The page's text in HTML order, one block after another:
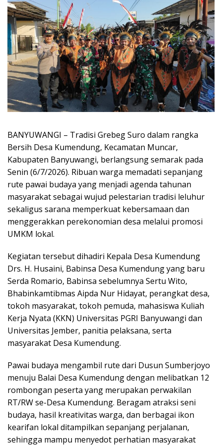
BANYUWANGI – Tradisi Grebeg Suro dalam rangka
Bersih Desa Kumendung, Kecamatan Muncar,
Kabupaten Banyuwangi, berlangsung semarak pada
Senin (6/7/2026). Ribuan warga memadati sepanjang
rute pawai budaya yang menjadi agenda tahunan
masyarakat sebagai wujud pelestarian tradisi leluhur
sekaligus sarana memperkuat kebersamaan dan
menggerakkan perekonomian desa melalui promosi
UMKM lokal.
Kegiatan tersebut dihadiri Kepala Desa Kumendung
Drs. H. Husaini, Babinsa Desa Kumendung yang baru
Serda Romario, Babinsa sebelumnya Sertu Wito,
Bhabinkamtibmas Aipda Nur Hidayat, perangkat desa,
tokoh masyarakat, tokoh pemuda, mahasiswa Kuliah
Kerja Nyata (KKN) Universitas PGRI Banyuwangi dan
Universitas Jember, panitia pelaksana, serta
masyarakat Desa Kumendung.
Pawai budaya mengambil rute dari Dusun Sumberjoyo
menuju Balai Desa Kumendung dengan melibatkan 12
rombongan peserta yang merupakan perwakilan
RT/RW se-Desa Kumendung. Beragam atraksi seni
budaya, hasil kreativitas warga, dan berbagai ikon
kearifan lokal ditampilkan sepanjang perjalanan,
sehingga mampu menyedot perhatian masyarakat